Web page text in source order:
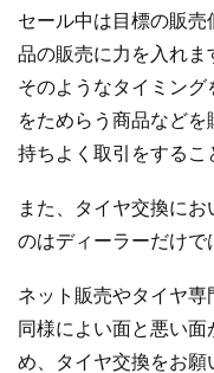
セール中は目標の販
品の販売に力を入れま
そのようなタイミング
をためらう商品など
持ちよく取引をするこ
また、タイヤ交換に
のはディーラーだけで
ネット販売やタイヤ専
同様によい面と悪い
め、タイヤ交換をお願